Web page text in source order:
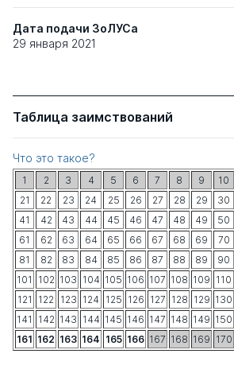
Дата подачи ЗоЛУСа
29 января 2021
Таблица заимствований
Что это такое?
1 2 3 4 5 6 7 8 9 10
21
22 23 24 25 26 27 28 29 30
41
42 43 44 45 46 47 48 49 50
61
62 63 64 65 66 67 68 69 70
81
82 83 84 85 86 87 88 89 90
101
102 103 104 105 106 107 108 109 110
121
122 123 124 125 126 127 128 129 130
141
142 143 144 145 146 147 148 149 150
161 162 163 164 165 166 167 168 169 170